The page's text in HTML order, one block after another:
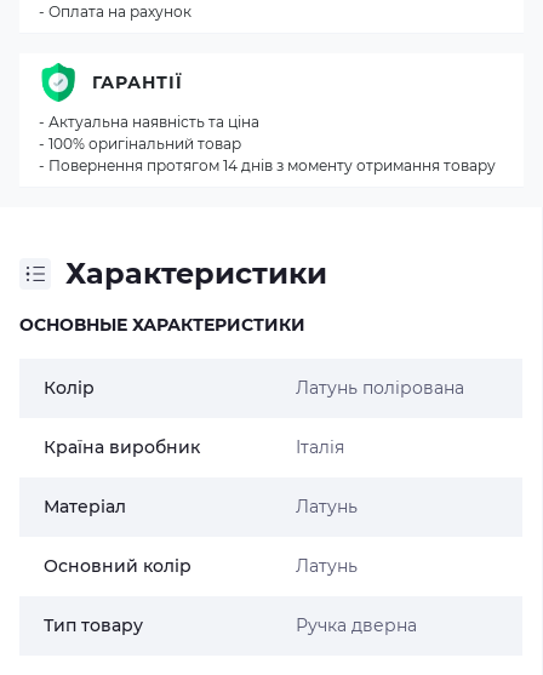
Характеристики
ОСНОВНЫЕ ХАРАКТЕРИСТИКИ
Колір Латунь полірована
Країна виробник Італія
Матеріал Латунь
Основний колір Латунь
Тип товару Ручка дверна
- Оплата на рахунок
ГАРАНТІЇ
- Актуальна наявність та ціна
- 100% оригінальний товар
- Повернення протягом 14 днів з моменту отримання товару